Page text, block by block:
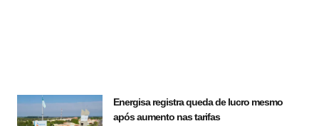
Energisa registra queda de lucro mesmo
após aumento nas tarifas